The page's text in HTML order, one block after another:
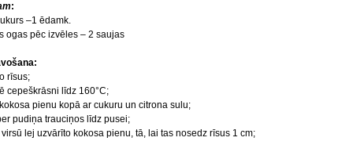
:
–1 ēdamk.
ogas pēc izvēles – 2 saujas
rīsus;
cepeškrāsni līdz 160°C;
pienu kopā ar cukuru un citrona sulu;
pudiņa trauciņos līdz pusei;
virsū lej uzvārīto kokosa pienu, tā, lai tas nosedz rīsus 1 cm;